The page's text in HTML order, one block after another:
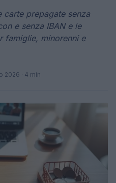
prepagate senza
e senza IBAN e le
famiglie, minorenni e
2026 · 4 min